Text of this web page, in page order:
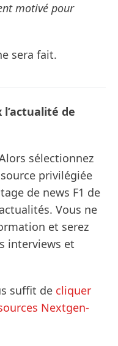
motivé pour
sera fait.
de
sélectionnez
privilégiée
de news F1 de
Vous ne
et serez
interviews et
suffit de cliquer
Nextgen-